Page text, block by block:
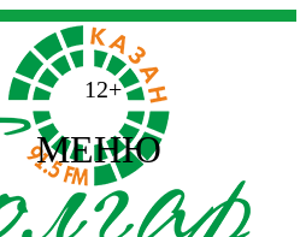
12+
МЕНЮ